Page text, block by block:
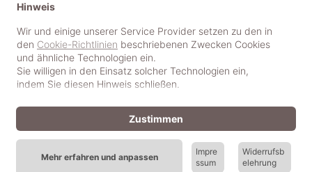
© 2018-2025 dekoster GmbH
Hinweis
Wir und einige unserer Service Provider setzen zu den in
den Cookie-Richtlinien beschriebenen Zwecken Cookies
und ähnliche Technologien ein.
Sie willigen in den Einsatz solcher Technologien ein,
indem Sie diesen Hinweis schließen.
Mehr erfahren und anpassen
Impre
ssum
Widerrufsb
elehrung
Zustimmen